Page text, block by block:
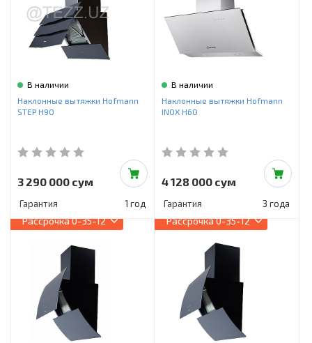
В наличии
Наклонные вытяжки Hofmann
STEP H90
3 290 000 сум
Гарантия 1 год
В наличии
Наклонные вытяжки Hofmann
INOX H60
4 128 000 сум
Гарантия 3 года
Рассрочка0-35-12 Рассрочка0-35-12